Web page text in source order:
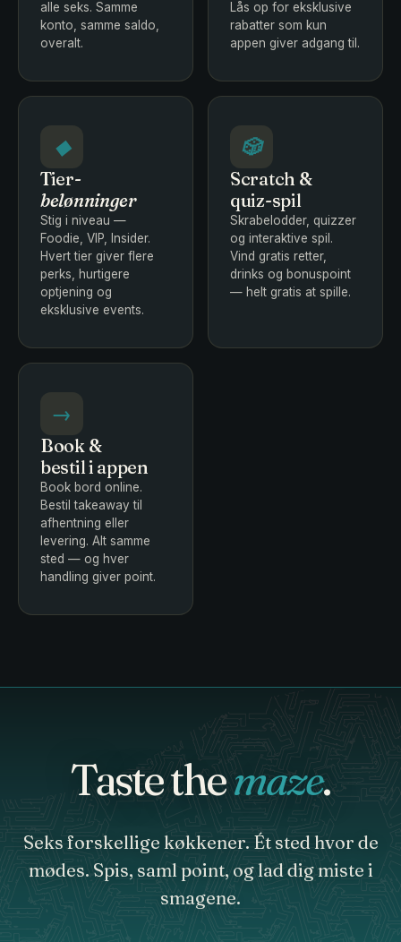
alle seks. Samme
konto, samme saldo,
overalt.
Lås op for eksklusive
rabatter som kun
appen giver adgang til.
◆
Tier-
belønninger
Stig i niveau —
Foodie, VIP, Insider.
Hvert tier giver flere
perks, hurtigere
optjening og
eksklusive events.
🎲
Scratch &
quiz-spil
Skrabelodder, quizzer
og interaktive spil.
Vind gratis retter,
drinks og bonuspoint
— helt gratis at spille.
→
Book &
bestil i appen
Book bord online.
Bestil takeaway til
afhentning eller
levering. Alt samme
sted — og hver
handling giver point.
Taste themaze.
Seks forskellige køkkener. Ét sted hvor de
mødes. Spis, saml point, og lad dig miste i
smagene.